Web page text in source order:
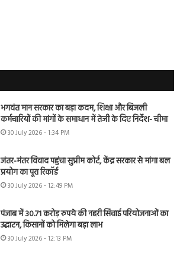
भगवंत मान सरकार का बड़ा कदम, शिक्षा और बिजली
कर्मचारियों की मांगों के समाधान में तेजी के दिए निर्देश- चीमा
30 July 2026 - 1:34 PM
जंतर-मंतर विवाद पहुंचा सुप्रीम कोर्ट, केंद्र सरकार से मांगा बल
प्रयोग का पूरा रिकॉर्ड
30 July 2026 - 12:49 PM
पंजाब में 30.71 करोड़ रुपये की नहरी सिंचाई परियोजनाओं का
उद्घाटन, किसानों को मिलेगा बड़ा लाभ
30 July 2026 - 12:13 PM